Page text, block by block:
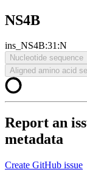
NS4B
ins_NS4B:31:N
Nucleotide sequence
Aligned amino acid
Report an
metadata
Create GitHub issue